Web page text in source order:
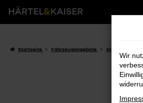
Zum
Hauptinhalt
Startseite Fahrzeugangebote Aktuelle
Wir